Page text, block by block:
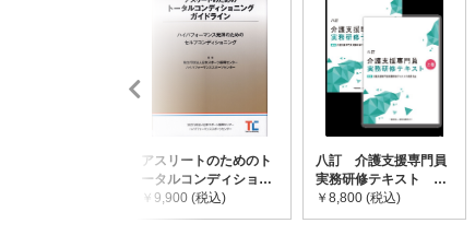
アスリートのためのト
ータルコンディショニ
ングガイドライン
￥9,900 (税込)
八訂 介護支援専門員
実務研修テキスト
(上・下巻/分売不可)
￥8,800 (税込)